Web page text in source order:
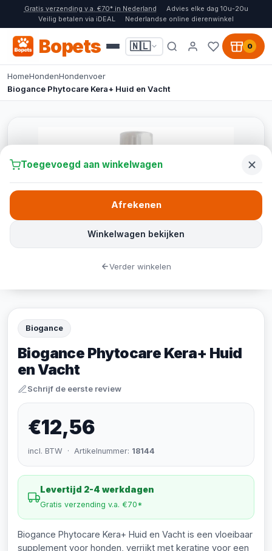
Gratis verzending v.a. €70* in Nederland
Advies elke dag 10u-20u
Veilig betalen via iDEAL
Nederlandse online dierenwinkel
Bopets 🇳🇱 0
HomeHondenHondenvoer
Biogance Phytocare Kera+ Huid en Vacht
Biogance
Biogance Phytocare Kera+ Huid
en Vacht
Schrijf de eerste review
€12,56
incl. BTW · Artikelnummer: 18144
Levertijd 2-4 werkdagen
Gratis verzending v.a. €70*
Biogance Phytocare Kera+ Huid en Vacht is een vloeibaar
supplement voor honden, verrijkt met keratine voor een
Toegevoegd aan winkelwagen
Winkelwagen bekijken
Afrekenen
Verder winkelen